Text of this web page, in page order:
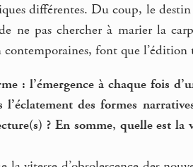
différentes. Du coup, le
ne pas chercher à marier la
contemporaines, font que
: l’émergence à chaque fois
des formes
? En somme, quelle est